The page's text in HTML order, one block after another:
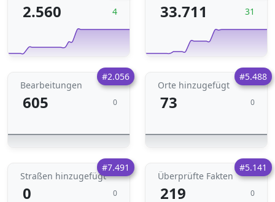
2.560 4 33.711 31
#2.056
Bearbeitungen
605 0
#5.488
Orte hinzugefügt
73 0
#7.491
Straßen hinzugefügt
0 0
#5.141
Überprüfte Fakten
219 0